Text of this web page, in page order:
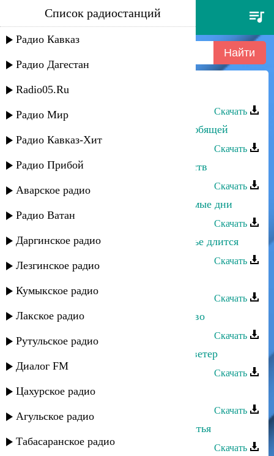
шагалай магомедова - просьба
Список радиостанций
Радио Кавказ
Радио Дагестан
Radio05.Ru
Радио Мир
Радио Кавказ-Хит
Радио Прибой
Аварское радио
Радио Ватан
Даргинское радио
Лезгинское радио
Кумыкское радио
Лакское радио
Рутульское радио
Диалог FM
Цахурское радио
Агульское радио
Табасаранское радио
Шагалай Магомедова - Просьба
Скачать
Шагалай Магомедова - Просьба любящей
Скачать
Шагалай Магомедова - Пламя чувств
Скачать
Шагалай Магомедова - Незабываемые дни
Скачать
Шагалай Магомедова - Пуст счастье длится
Скачать
Скачать
Шагалай Магомедова - Одиночество
Скачать
Шагалай Магомедова - Весенний ветер
Скачать
Шагалай Магомедова - Лакская
Скачать
Шагалай Магомедова - Звезда счастья
Скачать